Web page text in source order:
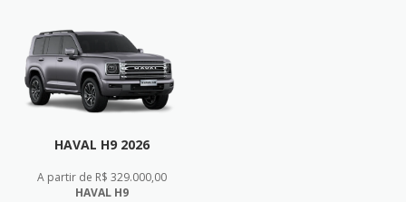
HAVAL H9 2026
A partir de R$ 329.000,00
HAVAL H9